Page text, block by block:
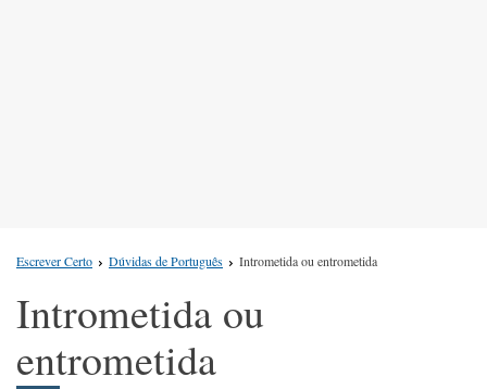
Escrever Certo Dúvidas de Português Intrometida ou entrometida
Intrometida ou
entrometida